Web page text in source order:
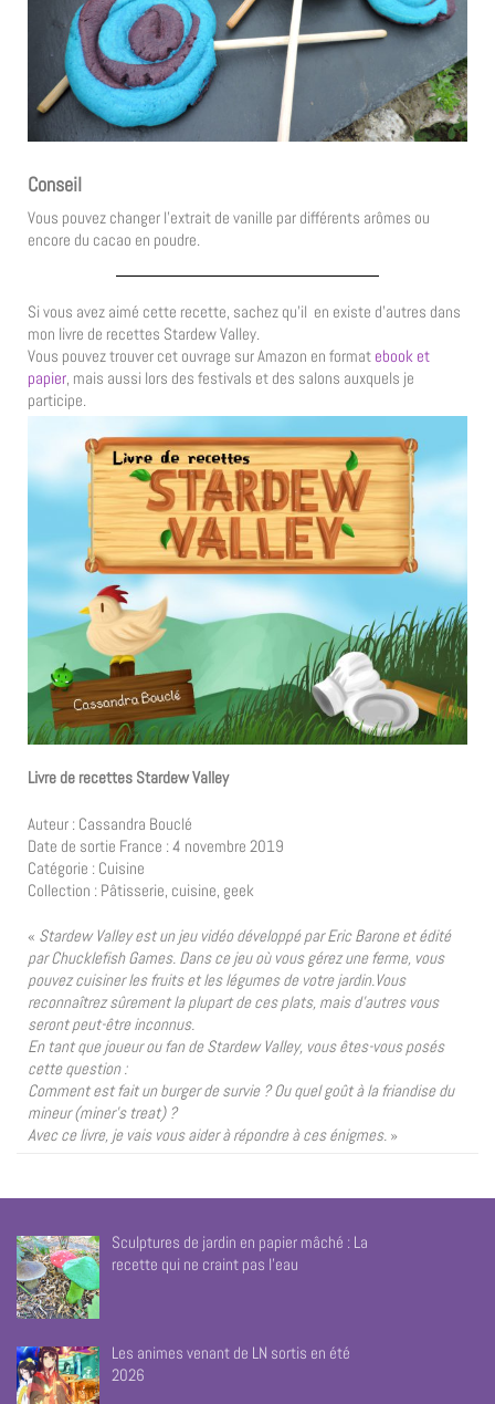
Conseil
Vous pouvez changer l’extrait de vanille par différents arômes ou
encore du cacao en poudre.
Si vous avez aimé cette recette, sachez qu’il en existe d’autres dans
mon livre de recettes Stardew Valley.
Vous pouvez trouver cet ouvrage sur Amazon en format ebook et
papier, mais aussi lors des festivals et des salons auxquels je
participe.
Livre de recettes Stardew Valley
Auteur : Cassandra Bouclé
Date de sortie France : 4 novembre 2019
Catégorie : Cuisine
Collection : Pâtisserie, cuisine, geek
« Stardew Valley est un jeu vidéo développé par Eric Barone et édité
par Chucklefish Games. Dans ce jeu où vous gérez une ferme, vous
pouvez cuisiner les fruits et les légumes de votre jardin.Vous
reconnaîtrez sûrement la plupart de ces plats, mais d’autres vous
seront peut-être inconnus.
En tant que joueur ou fan de Stardew Valley, vous êtes-vous posés
cette question :
Comment est fait un burger de survie ? Ou quel goût à la friandise du
mineur (miner’s treat) ?
Avec ce livre, je vais vous aider à répondre à ces énigmes. »
Sculptures de jardin en papier mâché : La
recette qui ne craint pas l’eau
Les animes venant de LN sortis en été
2026